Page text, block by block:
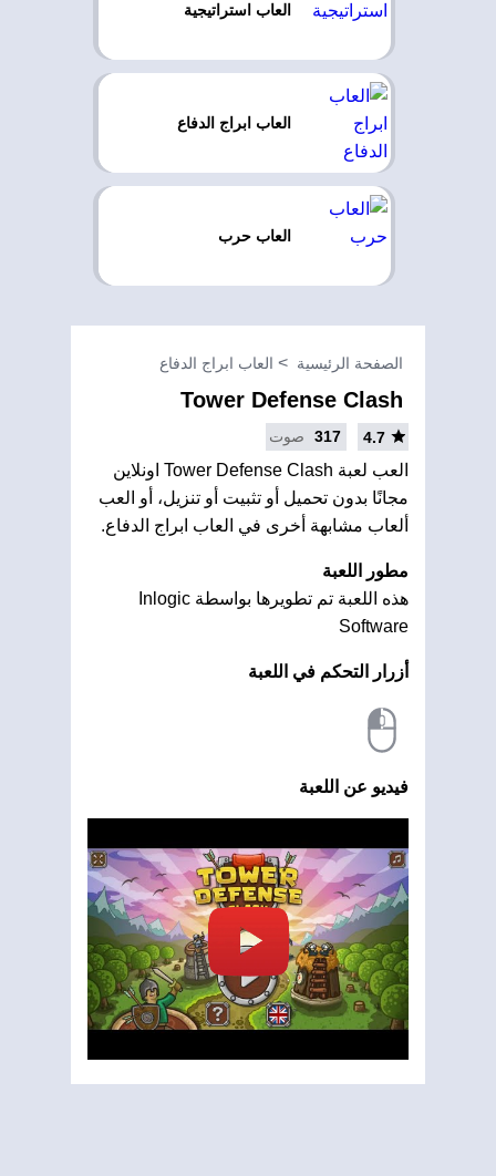
العاب استراتيجية
العاب ابراج الدفاع
العاب حرب
الصفحة الرئيسية العاب ابراج الدفاع
Tower Defense Clash
4.7
317 صوت
العب لعبة Tower Defense Clash اونلاين
مجانًا بدون تحميل أو تثبيت أو تنزيل، أو العب
ألعاب مشابهة أخرى في العاب ابراج الدفاع.
مطور اللعبة
هذه اللعبة تم تطويرها بواسطة Inlogic
Software
أزرار التحكم في اللعبة
فيديو عن اللعبة